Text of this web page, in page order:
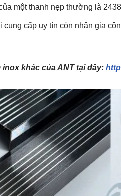
một thanh nẹp thường là
cung cấp uy tín còn nhận gia
inox khác của ANT tại đây: